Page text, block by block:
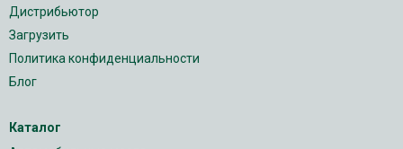
Дистрибьютор
Загрузить
Политика конфиденциальности
Блог
Каталог